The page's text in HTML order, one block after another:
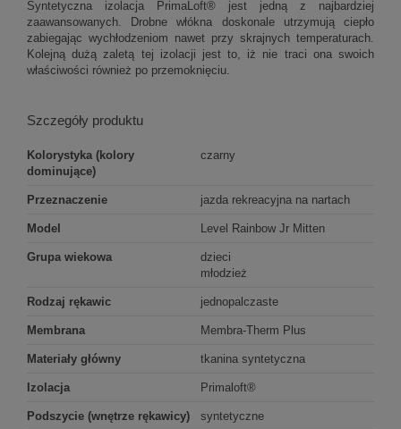
Syntetyczna izolacja PrimaLoft® jest jedną z najbardziej
zaawansowanych. Drobne włókna doskonale utrzymują ciepło
zabiegając wychłodzeniom nawet przy skrajnych temperaturach.
Kolejną dużą zaletą tej izolacji jest to, iż nie traci ona swoich
właściwości również po przemoknięciu.
Szczegóły produktu
Kolorystyka (kolory
dominujące)
czarny
Przeznaczenie jazda rekreacyjna na nartach
Model Level Rainbow Jr Mitten
Grupa wiekowa
dzieci
młodzież
Rodzaj rękawic jednopalczaste
Membrana Membra-Therm Plus
Materiały główny tkanina syntetyczna
Izolacja Primaloft®
Podszycie (wnętrze rękawicy) syntetyczne